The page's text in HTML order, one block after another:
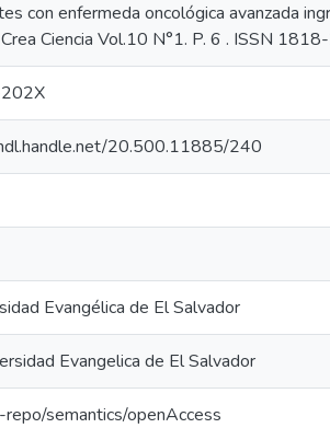
con enfermeda oncológica avanzada
Ciencia Vol.10 N°1. P. 6 . ISSN
20.500.11885/240
Evangélica de El Salvador
Evangelica de El Salvador
repo/semantics/openAccess